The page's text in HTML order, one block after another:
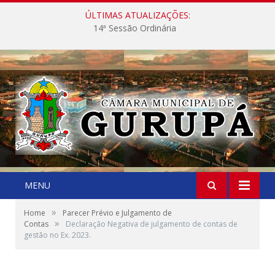
ÚLTIMAS ATUALIZAÇÕES:
14ª Sessão Ordinária
MENU
Home »
Parecer Prévio e Julgamento de
Contas »
Declaração Negativa de julgamento de contas de
gestão no Ex. 2023.